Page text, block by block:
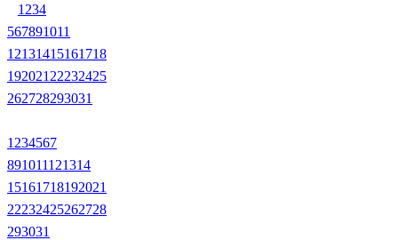
1 234
567891011
12131415161718
192021 22232425
262728293031
1 234567
891011121314
15161718192021
22232425262728
293031